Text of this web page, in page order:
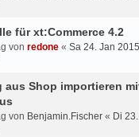
für xt:Commerce 4.2
von redone « Sa 24. Jan
aus Shop importieren
von Benjamin.Fischer « Di